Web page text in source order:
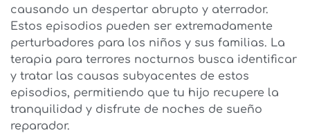
causando un despertar abrupto y aterrador.
Estos episodios pueden ser extremadamente
perturbadores para los niños y sus familias. La
terapia para terrores nocturnos busca identificar
y tratar las causas subyacentes de estos
episodios, permitiendo que tu hijo recupere la
tranquilidad y disfrute de noches de sueño
reparador.